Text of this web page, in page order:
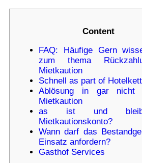
Content
FAQ: Häufige Gern
zum thema
Mietkaution
Schnell as part of
Ablösung in gar nicht
Mietkaution
as ist und
Mietkautionskonto?
Wann darf das
Einsatz anfordern?
Gasthof Services